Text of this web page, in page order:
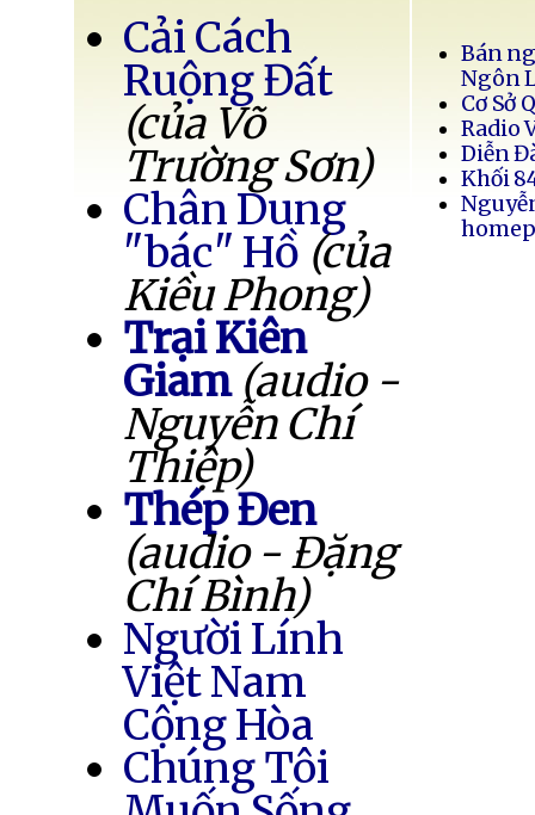
Cải Cách
Ruộng Đất
(của Võ
Trường Sơn)
Chân Dung
"bác" Hồ (của
Kiều Phong)
Trại Kiên
Giam (audio -
Nguyễn Chí
Thiệp)
Thép Đen
(audio - Đặng
Chí Bình)
Người Lính
Việt Nam
Cộng Hòa
Chúng Tôi
Bán
Ngôn
Cơ Sở
Radio
Diễn
Khối